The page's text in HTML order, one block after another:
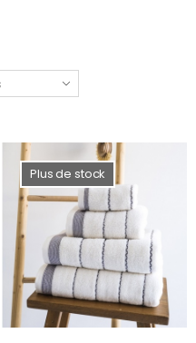
Plus de stock